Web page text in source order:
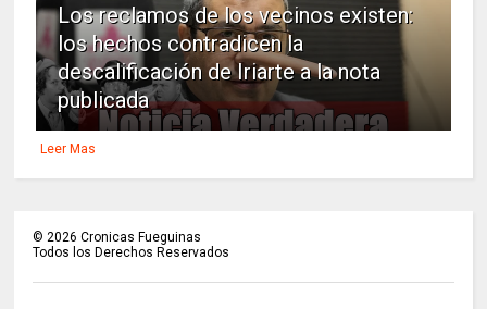
Los reclamos de los vecinos existen:
los hechos contradicen la
descalificación de Iriarte a la nota
publicada
Leer Mas
© 2026 Cronicas Fueguinas
Todos los Derechos Reservados